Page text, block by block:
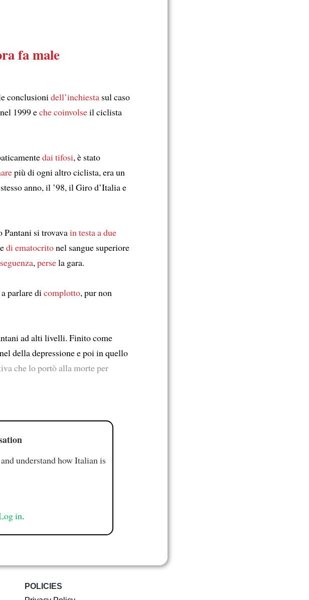
fa male
conclusioni dell’inchiesta sul caso
nel 1999 eche coinvolseil ciclista
dai tifosi, è stato
più di ogni altro ciclista, era un
anno, il ’98, il Giro d’Italia e
si trovavain testa a due
di ematocritonel sangue superiore
, persela gara.
parlare di complotto, pur non
ad alti livelli. Finito come
della depressione e poi in quello
che lo portò alla morte per
understand how Italian is
in.
POLICIES